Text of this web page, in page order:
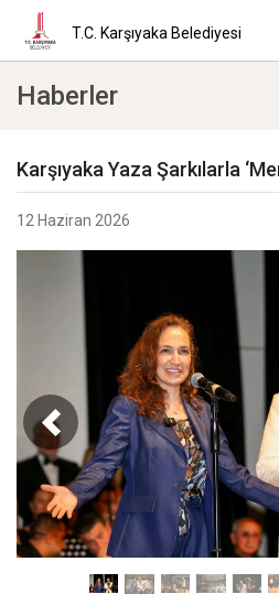
T.C. Karşıyaka Belediyesi
Haberler
Karşıyaka Yaza Şarkılarla
12 Haziran 2026
Geri